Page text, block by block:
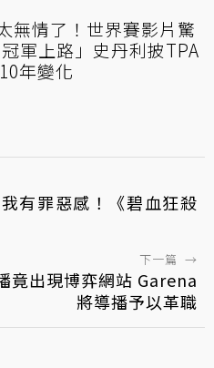
無情了！世界賽影片驚
軍上路」史丹利披TPA
年變化
有罪惡感！《碧血狂殺
下一篇 →
竟出現博弈網站 Garena
將導播予以革職